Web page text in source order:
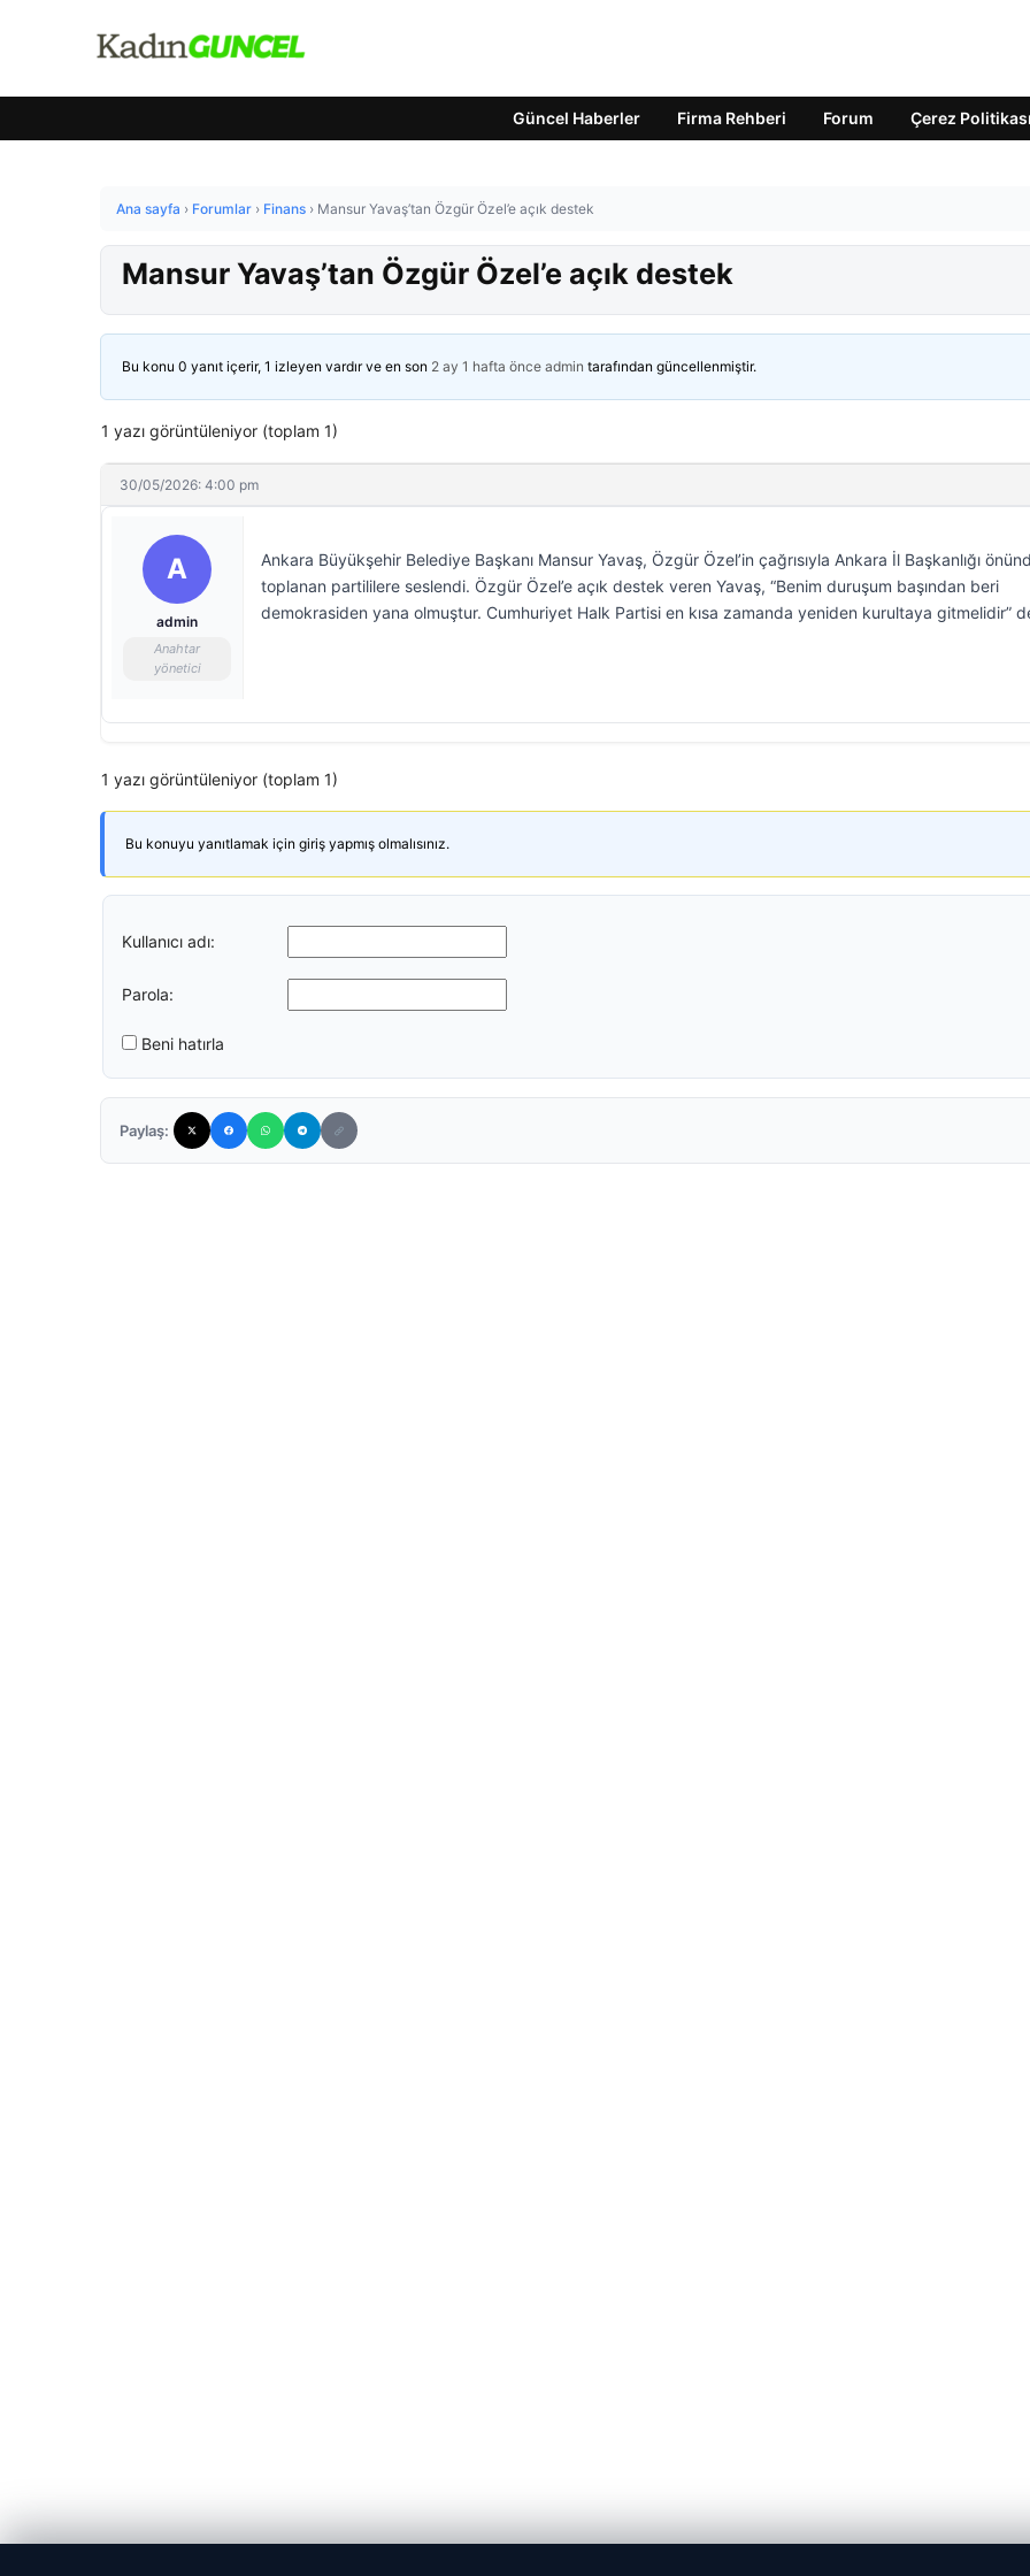
Güncel Haberler Firma Rehberi Forum Çerez Politikası
Ana sayfa › Forumlar › Finans › Mansur Yavaş’tan Özgür Özel’e açık destek
Mansur Yavaş’tan Özgür Özel’e açık destek
Bu konu 0 yanıt içerir, 1 izleyen vardır ve en son 2 ay 1 hafta önce admin tarafından güncellenmiştir.
1 yazı görüntüleniyor (toplam 1)
30/05/2026: 4:00 pm
A
admin
Anahtar
yönetici
Ankara Büyükşehir Belediye Başkanı Mansur Yavaş, Özgür Özel’in çağrısıyla Ankara İl Başkanlığı
toplanan partililere seslendi. Özgür Özel’e açık destek veren Yavaş, “Benim duruşum başından beri
demokrasiden yana olmuştur. Cumhuriyet Halk Partisi en kısa zamanda yeniden kurultaya gitmelidir”
1 yazı görüntüleniyor (toplam 1)
Bu konuyu yanıtlamak için giriş yapmış olmalısınız.
Kullanıcı adı:
Parola:
Beni hatırla
Paylaş: